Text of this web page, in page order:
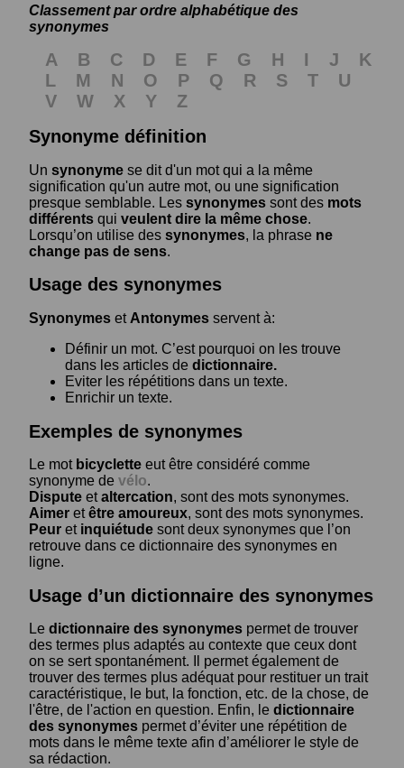
Classement par ordre alphabétique des
synonymes
A B C D E F G H I J
K
L
M N O P Q R S T
U
V
W X Y
Z
Synonyme définition
Un synonyme se dit d'un mot qui a la même
signification qu'un autre mot, ou une signification
presque semblable. Les synonymes sont des mots
différents qui veulent dire la même chose.
Lorsqu’on utilise des synonymes, la phrase ne
change pas de sens.
Usage des synonymes
Synonymes et Antonymes servent à:
Définir un mot. C’est pourquoi on les trouve
dans les articles de dictionnaire.
Eviter les répétitions dans un texte.
Enrichir un texte.
Exemples de synonymes
Le mot bicyclette eut être considéré comme
synonyme de vélo.
Dispute etaltercation, sont des mots synonymes.
Aimer etêtre amoureux, sont des mots synonymes.
Peur et inquiétude sont deux synonymes que l’on
retrouve dans ce dictionnaire des synonymes en
ligne.
Usage d’un dictionnaire des synonymes
Le dictionnaire des synonymes permet de trouver
des termes plus adaptés au contexte que ceux dont
on se sert spontanément. Il permet également de
trouver des termes plus adéquat pour restituer un trait
caractéristique, le but, la fonction, etc. de la chose, de
l'être, de l'action en question. Enfin, le dictionnaire
des synonymes permet d’éviter une répétition de
mots dans le même texte afin d’améliorer le style de
sa rédaction.